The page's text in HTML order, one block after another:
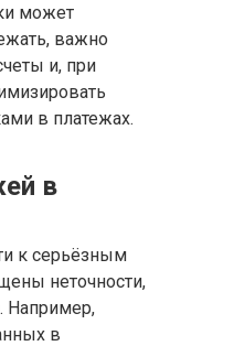
может
важно
и, при
в платежах.
в
к серьёзным
неточности,
Например,
в